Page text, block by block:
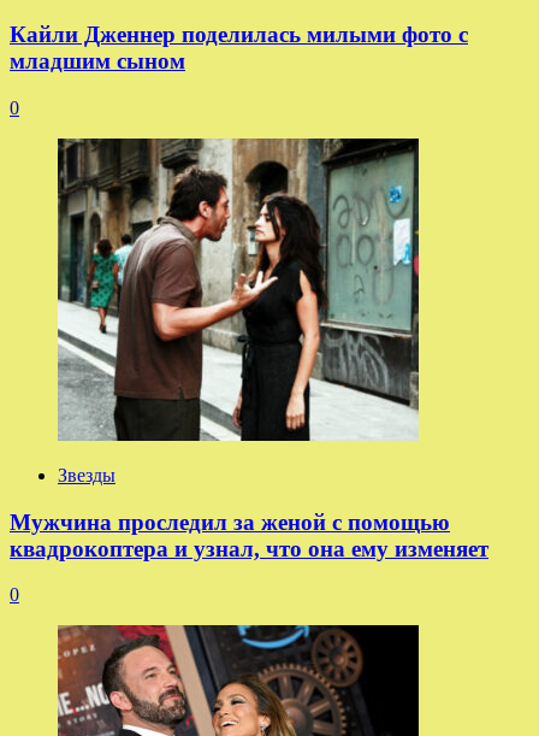
Кайли Дженнер поделилась милыми фото с
младшим сыном
0
Звезды
Мужчина проследил за женой с помощью
квадрокоптера и узнал, что она ему изменяет
0